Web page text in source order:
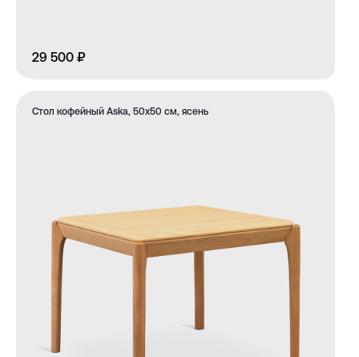
29 500 ₽
Стол кофейный Aska, 50х50 см, ясень